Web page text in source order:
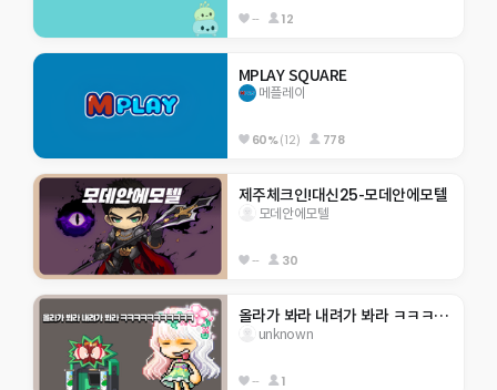
-- 12
MPLAY SQUARE
메플레이
60%(12) 778
제주체크인!대신25-모데안에모텔
모데안에모텔
-- 30
올라가 봐라 내려가 봐라 ㅋㅋㅋㅋㅋㅋㅋㅋㅋㅋㅋ
unknown
-- 1